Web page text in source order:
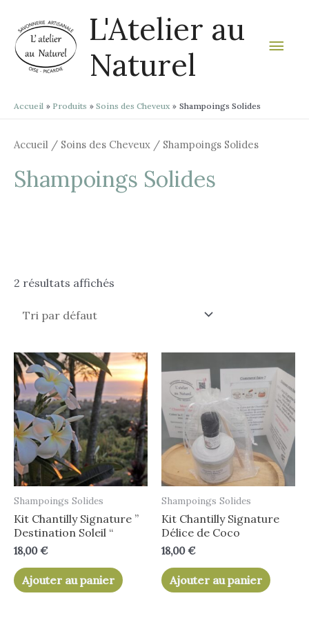
contenu
L'Atelier au
Naturel
Accueil Produits Soins des Cheveux Shampoings Solides
Accueil / Soins des Cheveux / Shampoings Solides
Shampoings Solides
2 résultats affichés
Shampoings Solides
Kit Chantilly Signature ”
Destination Soleil “
18,00€
Ajouter au panier
Shampoings Solides
Kit Chantilly Signature
Délice de Coco
18,00€
Ajouter au panier